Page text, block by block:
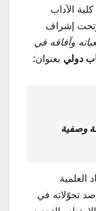
الآداب
وتحت إشراف
وآفاقه في
دولي بعنوان:
وصفية
العلمية
تحوّلاته في